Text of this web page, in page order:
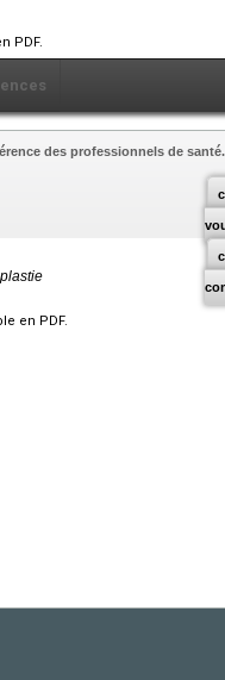
PDF.
des professionnels de santé.
en PDF.